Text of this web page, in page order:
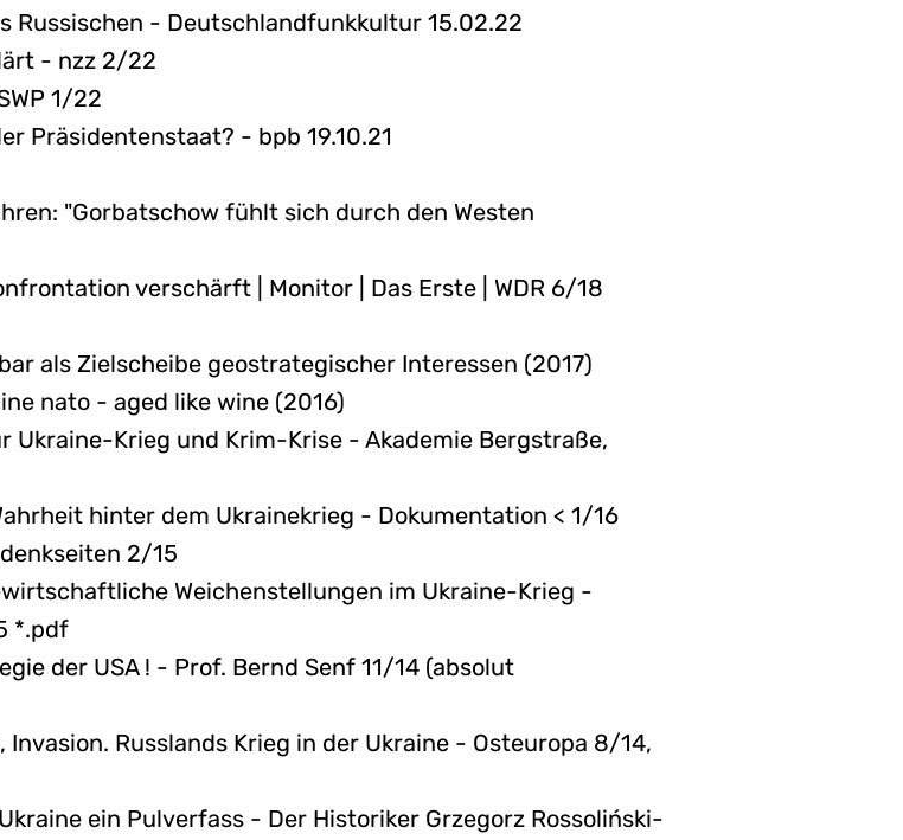
Russischen - Deutschlandfunkkultur 15.02.22
- nzz 2/22
1/22
Präsidentenstaat? - bpb 19.10.21
"Gorbatschow fühlt sich durch den Westen
verschärft | Monitor | Das Erste | WDR 6/18
als Zielscheibe geostrategischer Interessen (2017)
nato - aged like wine (2016)
Ukraine-Krieg und Krim-Krise - Akademie Bergstraße,
hinter dem Ukrainekrieg - Dokumentation < 1/16
2/15
Weichenstellungen im Ukraine-Krieg -
*.pdf
der USA ! - Prof. Bernd Senf 11/14 (absolut
Russlands Krieg in der Ukraine - Osteuropa 8/14,
ein Pulverfass - Der Historiker Grzegorz Rossoliński-